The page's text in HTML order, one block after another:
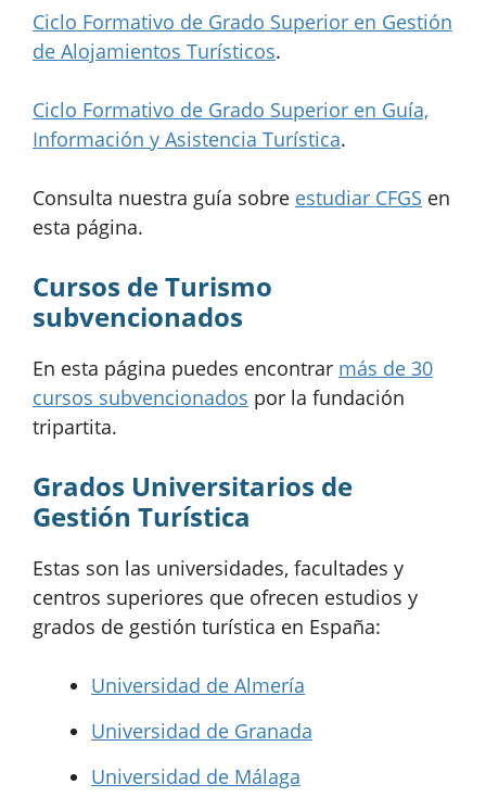
Ciclo Formativo de Grado Superior en Gestión
de Alojamientos Turísticos.
Ciclo Formativo de Grado Superior en Guía,
Información y Asistencia Turística.
Consulta nuestra guía sobre estudiar CFGS en
esta página.
Cursos de Turismo
subvencionados
En esta página puedes encontrar más de 30
cursos subvencionados por la fundación
tripartita.
Grados Universitarios de
Gestión Turística
Estas son las universidades, facultades y
centros superiores que ofrecen estudios y
grados de gestión turística en España:
Universidad de Almería
Universidad de Granada
Universidad de Málaga